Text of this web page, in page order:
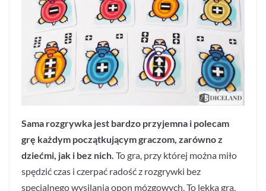
Sama rozgrywka jest bardzo przyjemna i polecam
grę każdym początkującym graczom, zarówno z
dziećmi, jak i bez nich. To gra, przy której można miło
spędzić czas i czerpać radość z rozgrywki bez
specjalnego wysilania opon mózgowych. To lekka gra,